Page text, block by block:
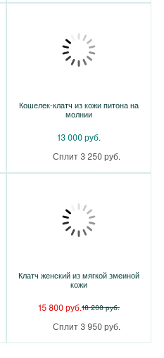
Кошелек-клатч из кожи питона на
молнии
13 000 руб.
Сплит 3 250 руб.
Клатч женский из мягкой змеиной
кожи
15 800 руб.18 200 руб.
Сплит 3 950 руб.